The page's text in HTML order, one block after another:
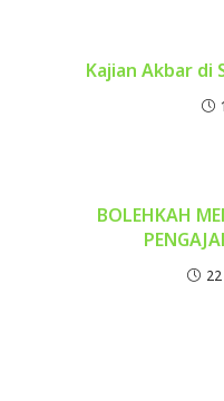
Kajian Akbar di
BOLEHKAH